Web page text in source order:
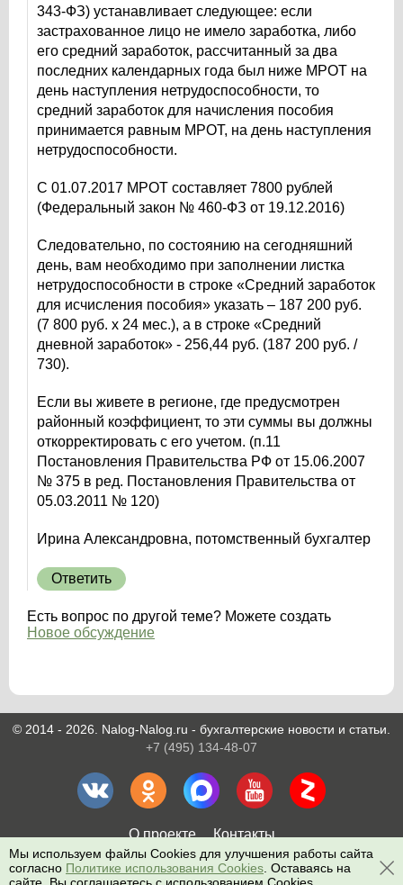
343-ФЗ) устанавливает следующее: если
застрахованное лицо не имело заработка, либо
его средний заработок, рассчитанный за два
последних календарных года был ниже МРОТ на
день наступления нетрудоспособности, то
средний заработок для начисления пособия
принимается равным МРОТ, на день наступления
нетрудоспособности.
С 01.07.2017 МРОТ составляет 7800 рублей
(Федеральный закон № 460-ФЗ от 19.12.2016)
Следовательно, по состоянию на сегодняшний
день, вам необходимо при заполнении листка
нетрудоспособности в строке «Средний заработок
для исчисления пособия» указать – 187 200 руб.
(7 800 руб. х 24 мес.), а в строке «Средний
дневной заработок» - 256,44 руб. (187 200 руб. /
730).
Если вы живете в регионе, где предусмотрен
районный коэффициент, то эти суммы вы должны
откорректировать с его учетом. (п.11
Постановления Правительства РФ от 15.06.2007
№ 375 в ред. Постановления Правительства от
05.03.2011 № 120)
Ирина Александровна, потомственный бухгалтер
Ответить
Есть вопрос по другой теме? Можете создать
Новое обсуждение
© 2014 - 2026. Nalog-Nalog.ru - бухгалтерские новости и статьи.
+7 (495) 134-48-07
О проекте Контакты
Поиск
Мы используем файлы Cookies для улучшения работы сайта
согласно Политике использования Cookies . Оставаясь на